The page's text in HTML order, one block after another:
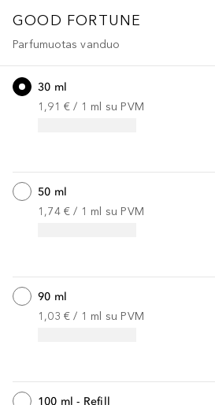
GOOD FORTUNE
Parfumuotas vanduo
30 ml
1,91 € / 1 ml su PVM
50 ml
1,74 € / 1 ml su PVM
90 ml
1,03 € / 1 ml su PVM
100 ml - Refill